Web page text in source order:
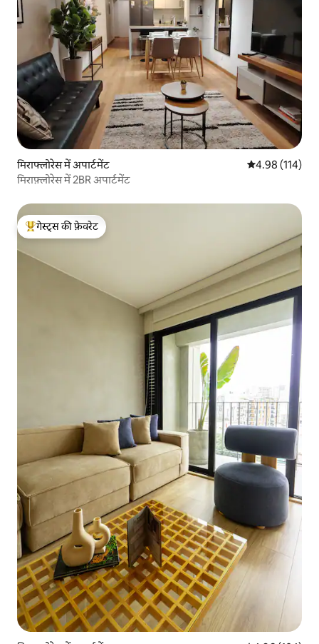
मिराफ्लोरेस में अपार्टमेंट औसत रेटिंग 5 में से
4.98 (114)
मिराफ़्लोरेस में 2BR अपार्टमेंट
गेस्ट्स का टॉप फ़ेवरेट
गेस्ट्स की फ़ेवरेट